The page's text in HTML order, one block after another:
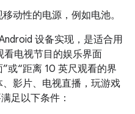
动性的电源，例如电池。
设备实现，是适合用
看电视节目的娱乐界面
”或“距离 10 英尺观看的界
影片、电视直播，玩游戏
足以下条件：